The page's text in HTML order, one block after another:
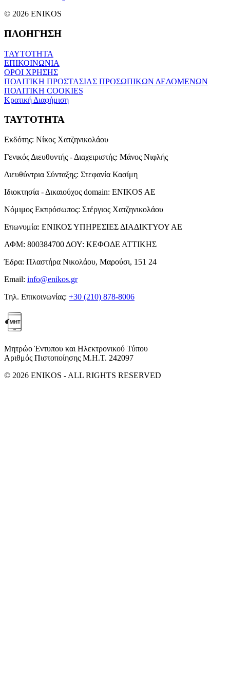
© 2026 ENIKOS
ΠΛΟΗΓΗΣΗ
ΤΑΥΤΟΤΗΤΑ
ΕΠΙΚΟΙΝΩΝΙΑ
ΟΡΟΙ ΧΡΗΣΗΣ
ΠΟΛΙΤΙΚΗ ΠΡΟΣΤΑΣΙΑΣ ΠΡΟΣΩΠΙΚΩΝ ΔΕΔΟΜΕΝΩΝ
ΠΟΛΙΤΙΚΗ COOKIES
Κρατική Διαφήμιση
ΤΑΥΤΟΤΗΤΑ
Εκδότης: Νίκος Χατζηνικολάου
Γενικός Διευθυντής - Διαχειριστής: Μάνος Νιφλής
Διευθύντρια Σύνταξης: Στεφανία Κασίμη
Ιδιοκτησία - Δικαιούχος domain: ENIKOS AE
Νόμιμος Εκπρόσωπος: Στέργιος Χατζηνικολάου
Επωνυμία: ΕΝΙΚΟΣ ΥΠΗΡΕΣΙΕΣ ΔΙΑΔΙΚΤΥΟΥ ΑΕ
ΑΦΜ: 800384700 ΔΟΥ: ΚΕΦΟΔΕ ΑΤΤΙΚΗΣ
Έδρα: Πλαστήρα Νικολάου, Μαρούσι, 151 24
Email: info@enikos.gr
Τηλ. Επικοινωνίας: +30 (210) 878-8006
Μητρώο Έντυπου και Ηλεκτρονικού Τύπου
Αριθμός Πιστοποίησης Μ.Η.Τ. 242097
© 2026 ENIKOS - ALL RIGHTS RESERVED